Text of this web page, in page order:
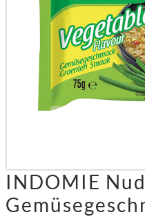
INDOMIE